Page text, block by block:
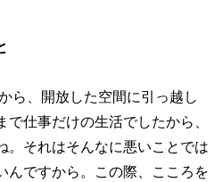
ら、開放した空間に引っ越し
仕事だけの生活でしたから、
。それはそんなに悪いことでは
んですから。この際、こころを